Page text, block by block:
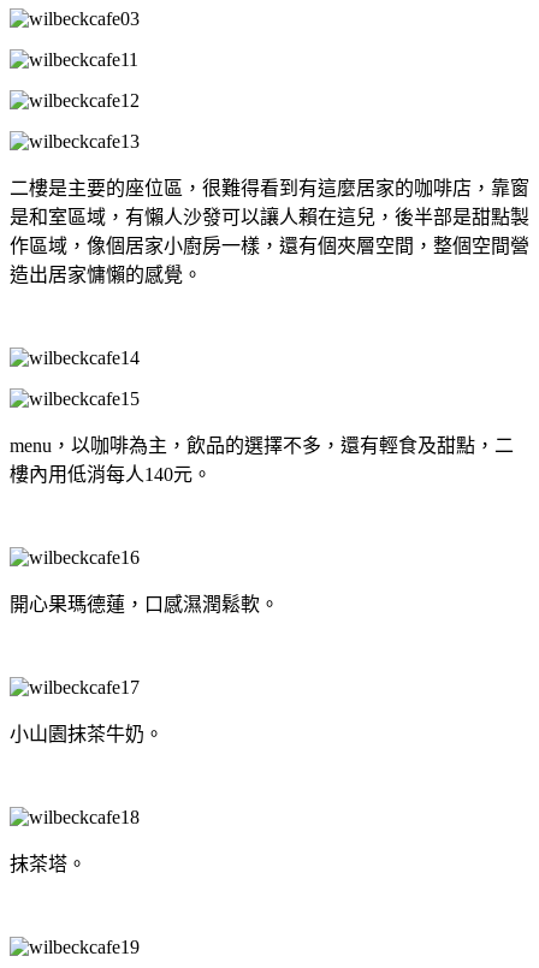
二樓是主要的座位區，很難得看到有這麼居家的咖啡店，靠窗
是和室區域，有懶人沙發可以讓人賴在這兒，後半部是甜點製
作區域，像個居家小廚房一樣，還有個夾層空間，整個空間營
造出居家慵懶的感覺。
menu，以咖啡為主，飲品的選擇不多，還有輕食及甜點，二
樓內用低消每人140元。
開心果瑪德蓮，口感濕潤鬆軟。
小山園抹茶牛奶。
抹茶塔。